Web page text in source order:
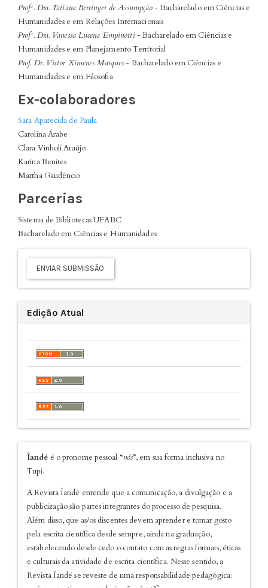
Profª. Dra. Tatiana Berringer de Assumpção- Bacharelado em Ciências e
Humanidades e em Relações Internacionais
Profª. Dra. Vanessa Lucena Empinotti- Bacharelado em Ciências e
Humanidades e em Planejamento Territorial
Prof. Dr. Victor Ximenes Marques- Bacharelado em Ciências e
Humanidades e em Filosofia
Ex-colaboradores
Sara Aparecida de Paula
Carolina Árabe
Clara Vinholi Araújo
Karina Benites
Martha Gaudêncio
Parcerias
Sistema de Bibliotecas UFABC
Bacharelado em Ciências e Humanidades
Submissão
ENVIAR SUBMISSÃO
Edição Atual
sobre
Îandé é o pronome pessoal “nós”, em sua forma inclusiva no
Tupi.
A Revista Îandé entende que a comunicação, a divulgação e a
publicização são partes integrantes do processo de pesquisa.
Além disso, que as/os discentes devem aprender e tomar gosto
pela escrita científica desde sempre, ainda na graduação,
estabelecendo desde cedo o contato com as regras formais, éticas
e culturais da atividade de escrita científica. Nesse sentido, a
Revista Îandé se reveste de uma responsabilidade pedagógica: